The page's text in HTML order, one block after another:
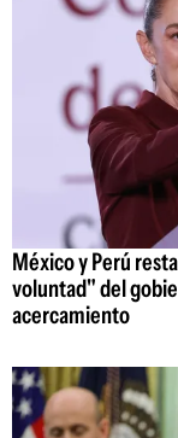
México y Perú
voluntad" del
acercamiento